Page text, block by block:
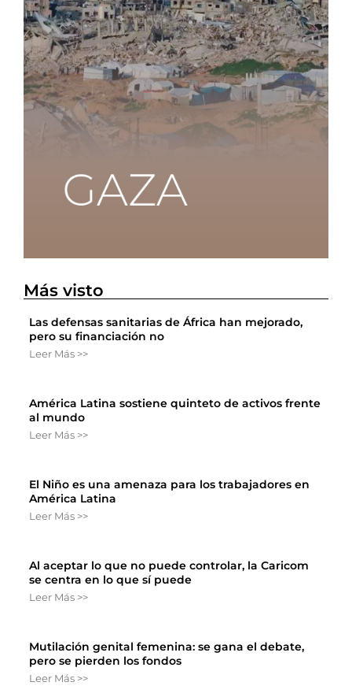
Más visto
Las defensas sanitarias de África han mejorado,
pero su financiación no
Leer Más >>
América Latina sostiene quinteto de activos frente
al mundo
Leer Más >>
El Niño es una amenaza para los trabajadores en
América Latina
Leer Más >>
Al aceptar lo que no puede controlar, la Caricom
se centra en lo que sí puede
Leer Más >>
Mutilación genital femenina: se gana el debate,
pero se pierden los fondos
Leer Más >>